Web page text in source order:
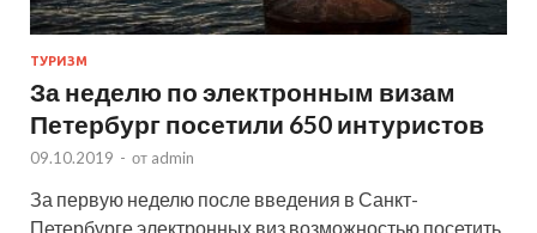
ТУРИЗМ
За неделю по электронным визам
Петербург посетили 650 интуристов
09.10.2019 - от admin
За первую неделю после введения в Санкт-
Петербурге электронных виз возможностью посетить